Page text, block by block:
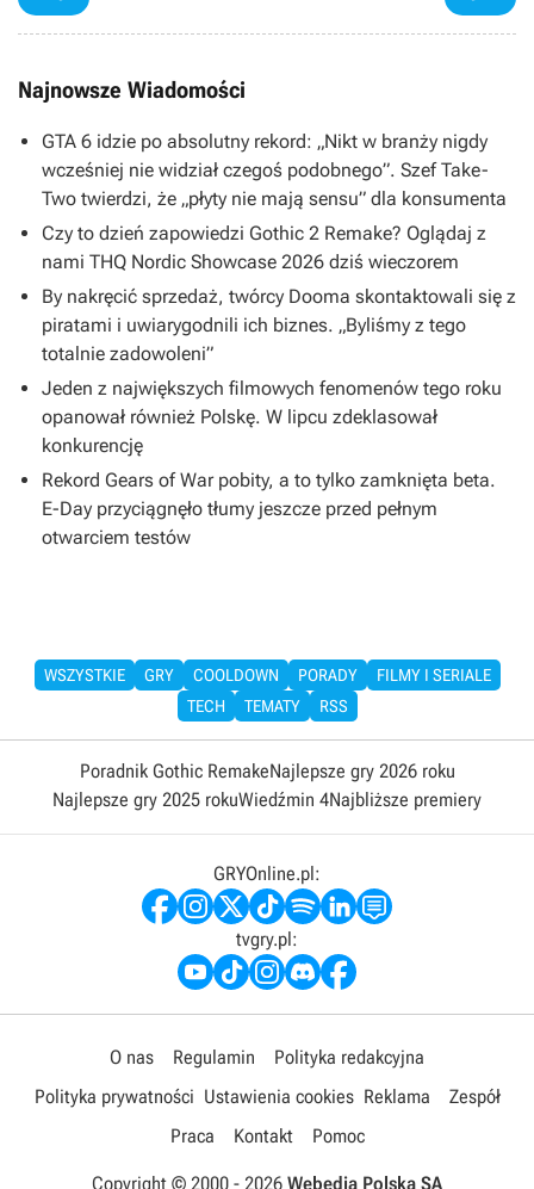
Najnowsze Wiadomości
GTA 6 idzie po absolutny rekord: „Nikt w branży nigdy
wcześniej nie widział czegoś podobnego”. Szef Take-
Two twierdzi, że „płyty nie mają sensu” dla konsumenta
Czy to dzień zapowiedzi Gothic 2 Remake? Oglądaj z
nami THQ Nordic Showcase 2026 dziś wieczorem
By nakręcić sprzedaż, twórcy Dooma skontaktowali się z
piratami i uwiarygodnili ich biznes. „Byliśmy z tego
totalnie zadowoleni”
Jeden z największych filmowych fenomenów tego roku
opanował również Polskę. W lipcu zdeklasował
konkurencję
Rekord Gears of War pobity, a to tylko zamknięta beta.
E-Day przyciągnęło tłumy jeszcze przed pełnym
otwarciem testów
WSZYSTKIE GRY COOLDOWN PORADY
FILMY I SERIALE
TECH
TEMATY RSS
Poradnik Gothic RemakeNajlepsze gry 2026 roku
Najlepsze gry 2025 rokuWiedźmin 4Najbliższe premiery
GRYOnline.pl:
tvgry.pl:
O nas Regulamin
Polityka redakcyjna
Polityka prywatności Ustawienia cookies Reklama
Zespół
Praca
Kontakt Pomoc
Copyright © 2000 - 2026 Webedia Polska SA